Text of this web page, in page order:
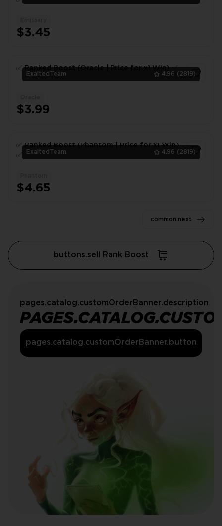
$3.45
ExaltedTeam 4.96 (2819)
✅ Ranked Boost (Oracle | Price for x1 Win) ✅
$3.99
ExaltedTeam 4.96 (2819)
✅ Ranked Boost (Phantom | Price for x1 Win)
$4.65
common.next
buttons.sell Rank Boost
pages.catalog.customOrderBanner.description
pages.catalog.customOrderBanner.button